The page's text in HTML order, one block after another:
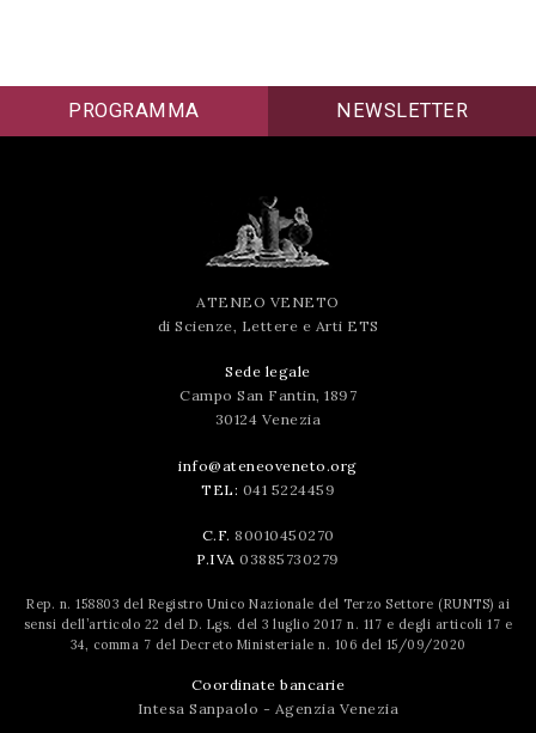
PROGRAMMA NEWSLETTER
ATENEO VENETO
di Scienze, Lettere e Arti ETS
Sede legale
Campo San Fantin, 1897
30124 Venezia
info@ateneoveneto.org
TEL: 041 5224459
C.F. 80010450270
P.IVA 03885730279
Rep. n. 158803 del Registro Unico Nazionale del Terzo Settore (RUNTS) ai
sensi dell’articolo 22 del D. Lgs. del 3 luglio 2017 n. 117 e degli articoli 17 e
34, comma 7 del Decreto Ministeriale n. 106 del 15/09/2020
Coordinate bancarie
Intesa Sanpaolo - Agenzia Venezia